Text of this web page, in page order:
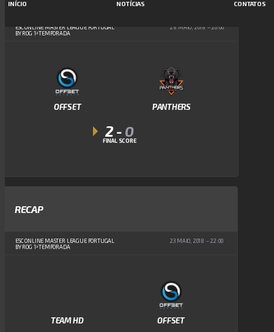
ESC ONLINE MASTER LEAGUE PORTUGAL
BY ROG 1ª TEMPORADA
28 MAIO, 2018 20:00
OFFSET PANTHERS
2 - 0
FINAL SCORE
RECAP
ESC ONLINE MASTER LEAGUE PORTUGAL
BY ROG 1ª TEMPORADA
23 MAIO, 2018 22:00
TEAM HD OFFSET
INÍCIO NOTÍCIAS CONTATOS